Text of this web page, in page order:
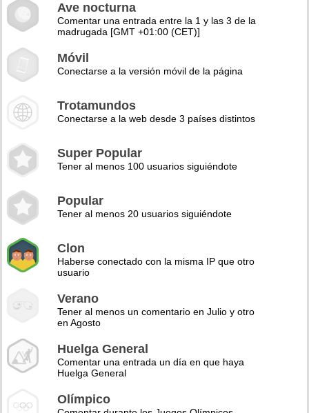
Ave nocturna
Comentar una entrada entre la 1 y las 3 de la
madrugada [GMT +01:00 (CET)]
Móvil
Conectarse a la versión móvil de la página
Trotamundos
Conectarse a la web desde 3 países distintos
Super Popular
Tener al menos 100 usuarios siguiéndote
Popular
Tener al menos 20 usuarios siguiéndote
Clon
Haberse conectado con la misma IP que otro
usuario
Verano
Tener al menos un comentario en Julio y otro
en Agosto
Huelga General
Comentar una entrada un día en que haya
Huelga General
Olímpico